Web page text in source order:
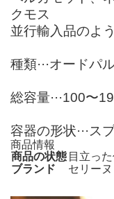
クモス
並行輸入品のよ
種類···オードパ
総容量···100〜
容器の形状···ス
商品情報
商品の状態 目立っ
ブランド
セリーヌ